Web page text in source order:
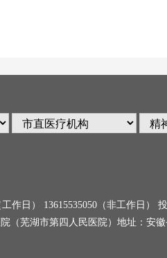
工作日） 13615535050（非工作日）
（芜湖市第四人民医院）地址：